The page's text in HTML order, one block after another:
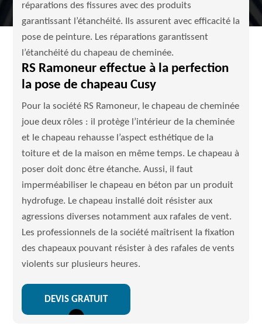
réparations des fissures avec des produits
garantissant l’étanchéité. Ils assurent avec efficacité la
pose de peinture. Les réparations garantissent
l’étanchéité du chapeau de cheminée.
RS Ramoneur effectue à la perfection
la pose de chapeau Cusy
Pour la société RS Ramoneur, le chapeau de cheminée
joue deux rôles : il protège l’intérieur de la cheminée
et le chapeau rehausse l’aspect esthétique de la
toiture et de la maison en même temps. Le chapeau à
poser doit donc être étanche. Aussi, il faut
imperméabiliser le chapeau en béton par un produit
hydrofuge. Le chapeau installé doit résister aux
agressions diverses notamment aux rafales de vent.
Les professionnels de la société maîtrisent la fixation
des chapeaux pouvant résister à des rafales de vents
violents sur plusieurs heures.
DEVIS GRATUIT